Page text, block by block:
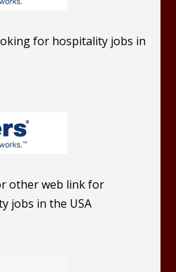
for hospitality jobs in
other web link for
jobs in the USA